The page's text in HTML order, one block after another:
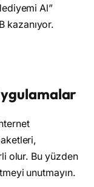
Al”
kazanıyor.
olur. Bu yüzden
unutmayın.